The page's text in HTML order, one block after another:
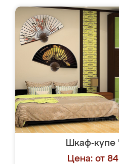
Шкаф-купе
Цена: от